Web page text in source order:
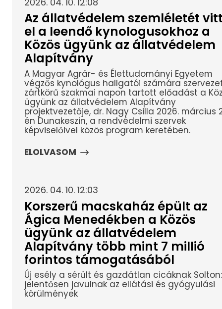
Az állatvédelem szemléletét
el a leendő kynologusokhoz a
Közös ügyünk az állatvédelem
Alapítvány
A Magyar Agrár- és Élettudományi Egyetem
végzős kynológus hallgatói számára
zártkörű szakmai napon tartott előadást a
ügyünk az állatvédelem Alapítvány
projektvezetője, dr. Nagy Csilla 2026. március
én Dunakeszin, a rendvédelmi szervek
képviselőivel közös program keretében.
ELOLVASOM
2026. 04. 10. 12:03
Korszerű macskaház épült az
Ágica Menedékben a Közös
ügyünk az állatvédelem
Alapítvány több mint 7 millió
forintos támogatásából
Új esély a sérült és gazdátlan cicáknak Solton:
jelentősen javulnak az ellátási és gyógyulási
körülmények